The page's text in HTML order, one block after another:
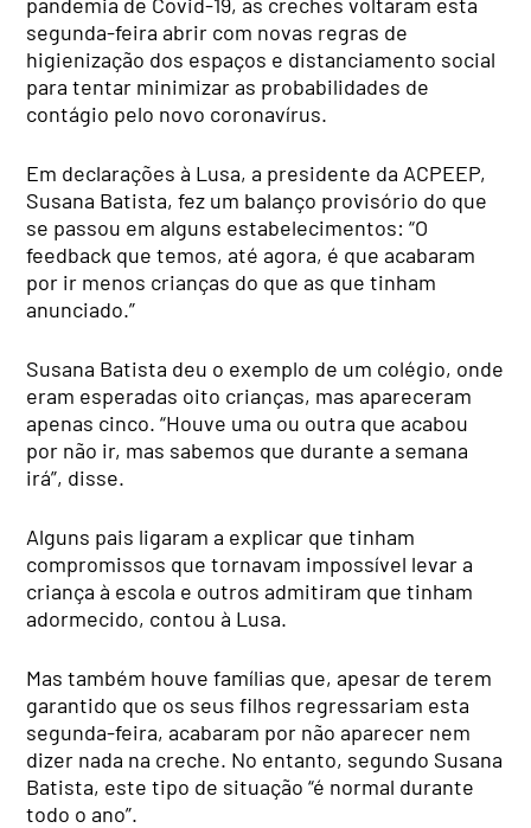
segunda-feira abrir com novas regras de
higienização dos espaços e distanciamento social
para tentar minimizar as probabilidades de
contágio pelo novo coronavírus.
Em declarações à Lusa, a presidente da ACPEEP,
Susana Batista, fez um balanço provisório do que
se passou em alguns estabelecimentos: “O
feedback que temos, até agora, é que acabaram
por ir menos crianças do que as que tinham
anunciado.”
Susana Batista deu o exemplo de um colégio, onde
eram esperadas oito crianças, mas apareceram
apenas cinco. “Houve uma ou outra que acabou
por não ir, mas sabemos que durante a semana
irá”, disse.
Alguns pais ligaram a explicar que tinham
compromissos que tornavam impossível levar a
criança à escola e outros admitiram que tinham
adormecido, contou à Lusa.
Mas também houve famílias que, apesar de terem
garantido que os seus filhos regressariam esta
segunda-feira, acabaram por não aparecer nem
dizer nada na creche. No entanto, segundo Susana
Batista, este tipo de situação “é normal durante
todo o ano”.